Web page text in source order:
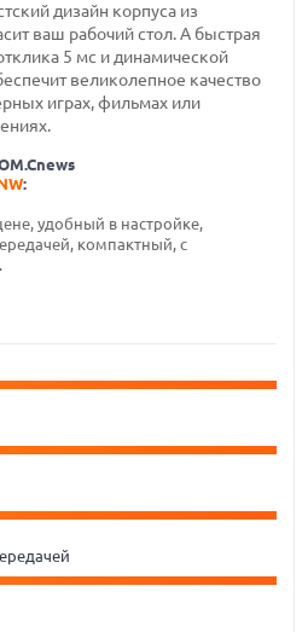
дизайн корпуса из
ваш рабочий стол. А быстрая
5 мс и динамической
великолепное качество
играх, фильмах или
:
удобный в настройке,
компактный, с